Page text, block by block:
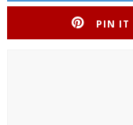
PIN IT